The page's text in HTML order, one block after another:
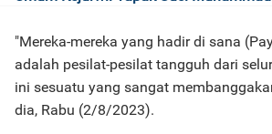
"Mereka-mereka yang hadir di sana
adalah pesilat-pesilat tangguh dari
ini sesuatu yang sangat
dia, Rabu (2/8/2023).